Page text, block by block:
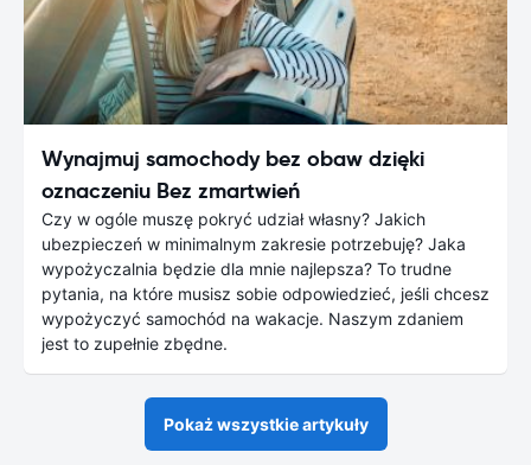
Wynajmuj samochody bez obaw dzięki
oznaczeniu Bez zmartwień
Czy w ogóle muszę pokryć udział własny? Jakich
ubezpieczeń w minimalnym zakresie potrzebuję? Jaka
wypożyczalnia będzie dla mnie najlepsza? To trudne
pytania, na które musisz sobie odpowiedzieć, jeśli chcesz
wypożyczyć samochód na wakacje. Naszym zdaniem
jest to zupełnie zbędne.
Pokaż wszystkie artykuły